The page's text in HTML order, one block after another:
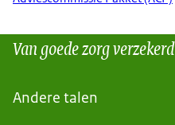
Van goede zorg verzekerd
Andere talen